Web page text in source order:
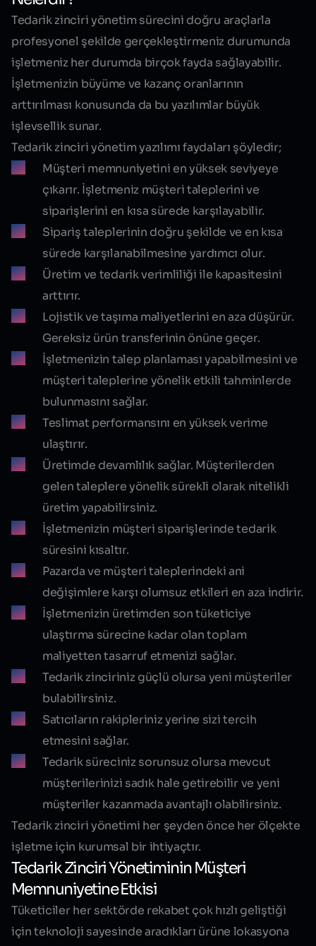
Tedarik zinciri yönetim sürecini doğru araçlarla
profesyonel şekilde gerçekleştirmeniz durumunda
işletmeniz her durumda birçok fayda sağlayabilir.
İşletmenizin büyüme ve kazanç oranlarının
arttırılması konusunda da bu yazılımlar büyük
işlevsellik sunar.
Tedarik zinciri yönetim yazılımı faydaları şöyledir;
Müşteri memnuniyetini en yüksek seviyeye
çıkarır. İşletmeniz müşteri taleplerini ve
siparişlerini en kısa sürede karşılayabilir.
Sipariş taleplerinin doğru şekilde ve en kısa
sürede karşılanabilmesine yardımcı olur.
Üretim ve tedarik verimliliği ile kapasitesini
arttırır.
Lojistik ve taşıma maliyetlerini en aza düşürür.
Gereksiz ürün transferinin önüne geçer.
İşletmenizin talep planlaması yapabilmesini ve
müşteri taleplerine yönelik etkili tahminlerde
bulunmasını sağlar.
Teslimat performansını en yüksek verime
ulaştırır.
Üretimde devamlılık sağlar. Müşterilerden
gelen taleplere yönelik sürekli olarak nitelikli
üretim yapabilirsiniz.
İşletmenizin müşteri siparişlerinde tedarik
süresini kısaltır.
Pazarda ve müşteri taleplerindeki ani
değişimlere karşı olumsuz etkileri en aza indirir.
İşletmenizin üretimden son tüketiciye
ulaştırma sürecine kadar olan toplam
maliyettentasarruf etmenizi sağlar.
Tedarik zinciriniz güçlü olursa yeni müşteriler
bulabilirsiniz.
Satıcıların rakipleriniz yerine sizi tercih
etmesini sağlar.
Tedarik süreciniz sorunsuz olursa mevcut
müşterilerinizi sadık hale getirebilir ve yeni
müşteriler kazanmada avantajlı olabilirsiniz.
Tedarik zinciri yönetimi her şeyden önce her ölçekte
işletme için kurumsal bir ihtiyaçtır.
Tedarik Zinciri Yönetiminin Müşteri
Memnuniyetine Etkisi
Tüketiciler her sektörde rekabet çok hızlı geliştiği
için teknoloji sayesinde aradıkları ürüne lokasyona